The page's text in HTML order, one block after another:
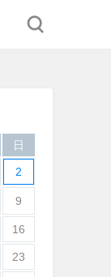
日
2
9
16
23